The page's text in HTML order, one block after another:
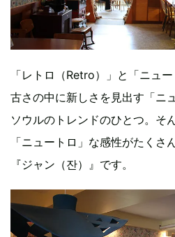
「レトロ（Retro）」と「ニュ
古さの中に新しさを見出す「ニ
ソウルのトレンドのひとつ。そ
「ニュートロ」な感性がたくさ
『ジャン（잔）』です。